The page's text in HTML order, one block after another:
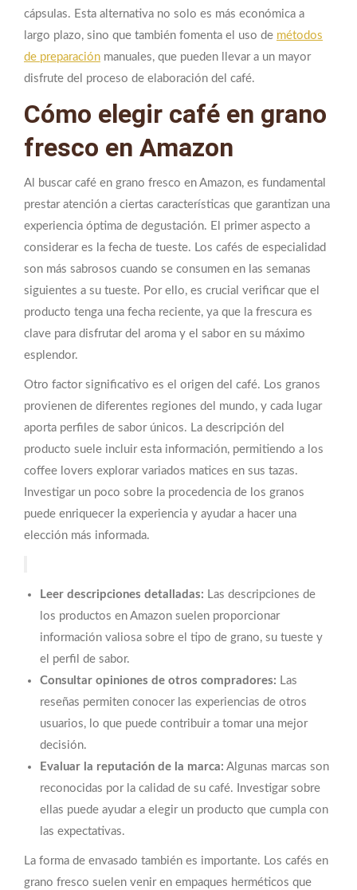
cápsulas. Esta alternativa no solo es más económica a
largo plazo, sino que también fomenta el uso de métodos
de preparación manuales, que pueden llevar a un mayor
disfrute del proceso de elaboración del café.
Cómo elegir café en grano
fresco en Amazon
Al buscar café en grano fresco en Amazon, es fundamental
prestar atención a ciertas características que garantizan una
experiencia óptima de degustación. El primer aspecto a
considerar es la fecha de tueste. Los cafés de especialidad
son más sabrosos cuando se consumen en las semanas
siguientes a su tueste. Por ello, es crucial verificar que el
producto tenga una fecha reciente, ya que la frescura es
clave para disfrutar del aroma y el sabor en su máximo
esplendor.
Otro factor significativo es el origen del café. Los granos
provienen de diferentes regiones del mundo, y cada lugar
aporta perfiles de sabor únicos. La descripción del
producto suele incluir esta información, permitiendo a los
coffee lovers explorar variados matices en sus tazas.
Investigar un poco sobre la procedencia de los granos
puede enriquecer la experiencia y ayudar a hacer una
elección más informada.
Leer descripciones detalladas: Las descripciones de
los productos en Amazon suelen proporcionar
información valiosa sobre el tipo de grano, su tueste y
el perfil de sabor.
Consultar opiniones de otros compradores: Las
reseñas permiten conocer las experiencias de otros
usuarios, lo que puede contribuir a tomar una mejor
decisión.
Evaluar la reputación de la marca: Algunas marcas son
reconocidas por la calidad de su café. Investigar sobre
ellas puede ayudar a elegir un producto que cumpla con
las expectativas.
La forma de envasado también es importante. Los cafés en
grano fresco suelen venir en empaques herméticos que